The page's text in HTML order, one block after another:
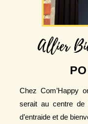
Allier
Chez Com’Happy
serait au centre de
d’entraide et de